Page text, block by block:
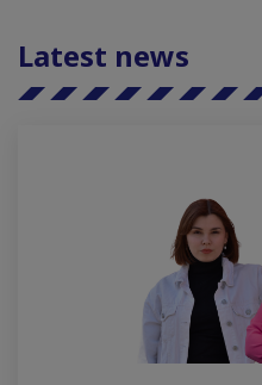
Latest news